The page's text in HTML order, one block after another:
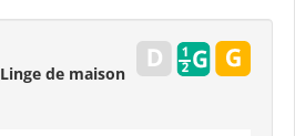
Linge de maison